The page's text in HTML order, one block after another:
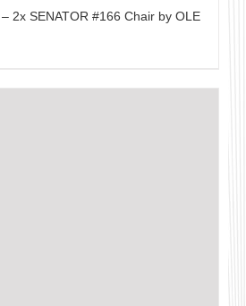
2x SENATOR #166 Chair by OLE